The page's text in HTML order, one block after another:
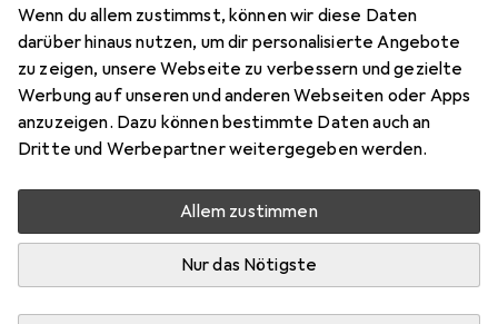
Wenn du allem zustimmst, können wir diese Daten
darüber hinaus nutzen, um dir personalisierte Angebote
zu zeigen, unsere Webseite zu verbessern und gezielte
Werbung auf unseren und anderen Webseiten oder Apps
anzuzeigen. Dazu können bestimmte Daten auch an
Dritte und Werbepartner weitergegeben werden.
Allem zustimmen
Nur das Nötigste
MA
Gemse68
vor 2 Jahren
+1
hat dieses Produkt gekauft
Irreführende Kategorie
Absolute Frechheit, dies in die Kategorie "Bluetooth" zu
tun, da das Gerät dies nicht bietet.